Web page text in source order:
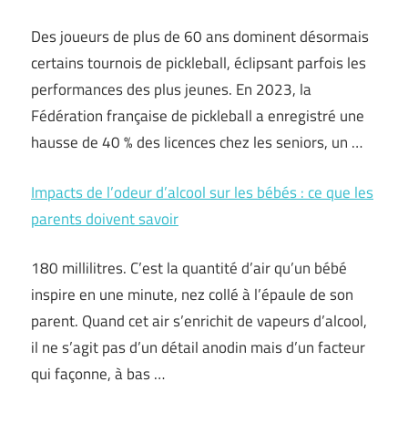
Des joueurs de plus de 60 ans dominent désormais
certains tournois de pickleball, éclipsant parfois les
performances des plus jeunes. En 2023, la
Fédération française de pickleball a enregistré une
hausse de 40 % des licences chez les seniors, un …
Impacts de l’odeur d’alcool sur les bébés : ce que les
parents doivent savoir
180 millilitres. C’est la quantité d’air qu’un bébé
inspire en une minute, nez collé à l’épaule de son
parent. Quand cet air s’enrichit de vapeurs d’alcool,
il ne s’agit pas d’un détail anodin mais d’un facteur
qui façonne, à bas …